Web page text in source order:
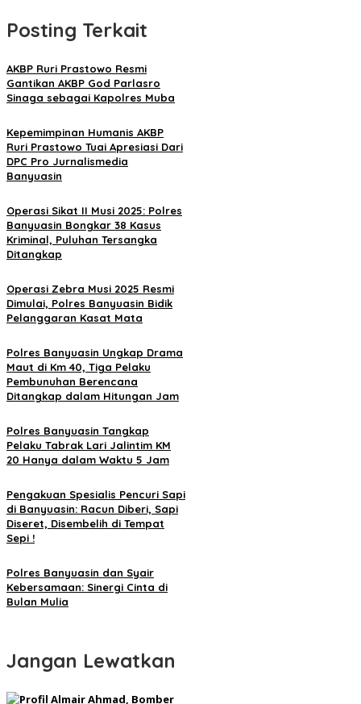
Posting Terkait
AKBP Ruri Prastowo Resmi
Gantikan AKBP God Parlasro
Sinaga sebagai Kapolres Muba
Kepemimpinan Humanis AKBP
Ruri Prastowo Tuai Apresiasi Dari
DPC Pro Jurnalismedia
Banyuasin
Operasi Sikat II Musi 2025: Polres
Banyuasin Bongkar 38 Kasus
Kriminal, Puluhan Tersangka
Ditangkap
Operasi Zebra Musi 2025 Resmi
Dimulai, Polres Banyuasin Bidik
Pelanggaran Kasat Mata
Polres Banyuasin Ungkap Drama
Maut di Km 40, Tiga Pelaku
Pembunuhan Berencana
Ditangkap dalam Hitungan Jam
Polres Banyuasin Tangkap
Pelaku Tabrak Lari Jalintim KM
20 Hanya dalam Waktu 5 Jam
Pengakuan Spesialis Pencuri Sapi
di Banyuasin: Racun Diberi, Sapi
Diseret, Disembelih di Tempat
Sepi !
Polres Banyuasin dan Syair
Kebersamaan: Sinergi Cinta di
Bulan Mulia
Jangan Lewatkan